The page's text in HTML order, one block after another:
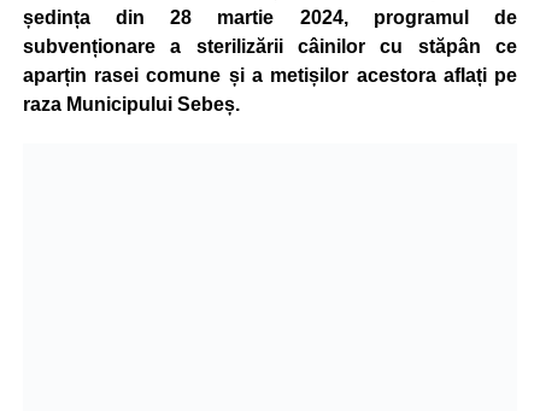
ședința din 28 martie 2024, programul de
subvenționare a sterilizării câinilor cu stăpân ce
aparțin rasei comune și a metișilor acestora aflați pe
raza Municipului Sebeș.